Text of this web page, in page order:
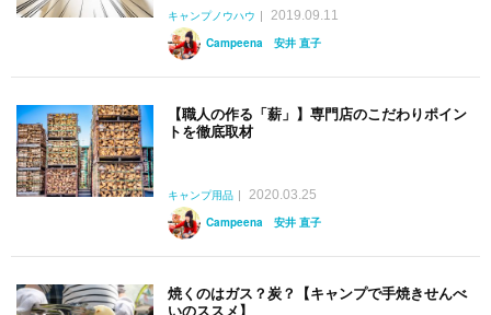
キャンプノウハウ
2019.09.11
Campeena 安井 直子
【職人の作る「薪」】専門店のこだわりポイン
トを徹底取材
キャンプ用品
2020.03.25
Campeena 安井 直子
焼くのはガス？炭？【キャンプで手焼きせんべ
いのススメ】